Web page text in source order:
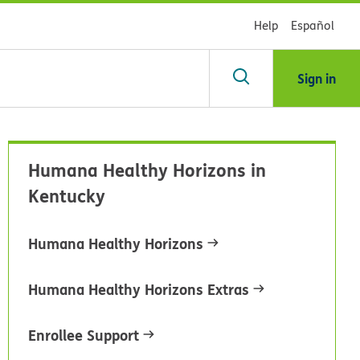
Help Español
Sign in
Humana Healthy Horizons in
Kentucky
Humana Healthy Horizons
Humana Healthy Horizons Extras
Enrollee Support